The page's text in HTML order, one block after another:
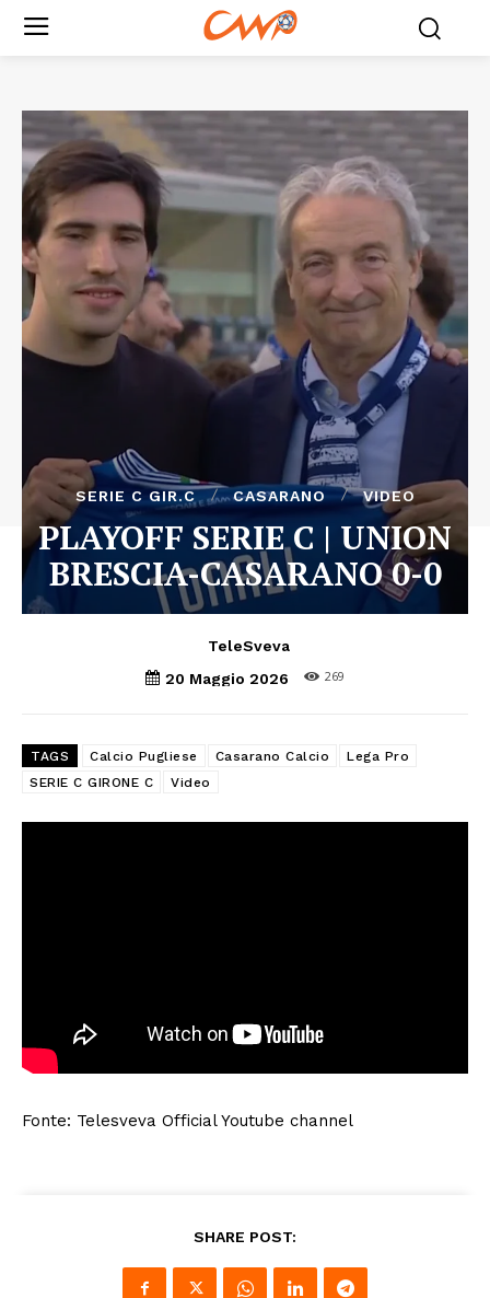
SERIE C GIR.C CASARANO VIDEO
PLAYOFF SERIE C | UNION
BRESCIA-CASARANO 0-0
TeleSveva
20 Maggio 2026
269
TAGS Calcio Pugliese Casarano Calcio
Lega Pro
SERIE C GIRONE C
Video
Fonte: Telesveva Official Youtube channel
SHARE POST: